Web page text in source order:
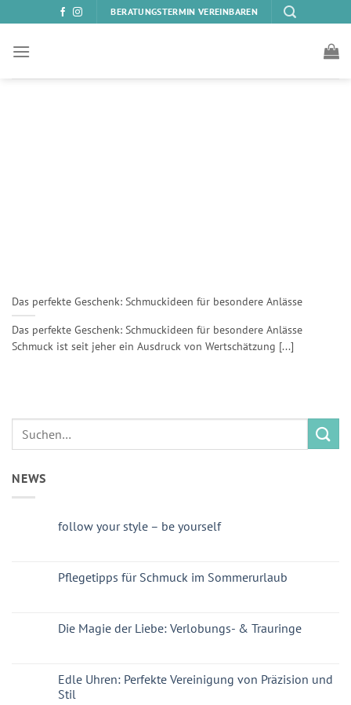
Inhalt
springen
BERATUNGSTERMIN VEREINBAREN
Das perfekte Geschenk: Schmuckideen für besondere Anlässe
Das perfekte Geschenk: Schmuckideen für besondere Anlässe
Schmuck ist seit jeher ein Ausdruck von Wertschätzung [...]
NEWS
follow your style – be yourself
Pflegetipps für Schmuck im Sommerurlaub
Die Magie der Liebe: Verlobungs- & Trauringe
Edle Uhren: Perfekte Vereinigung von Präzision und
Stil